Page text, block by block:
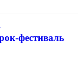
фестиваль